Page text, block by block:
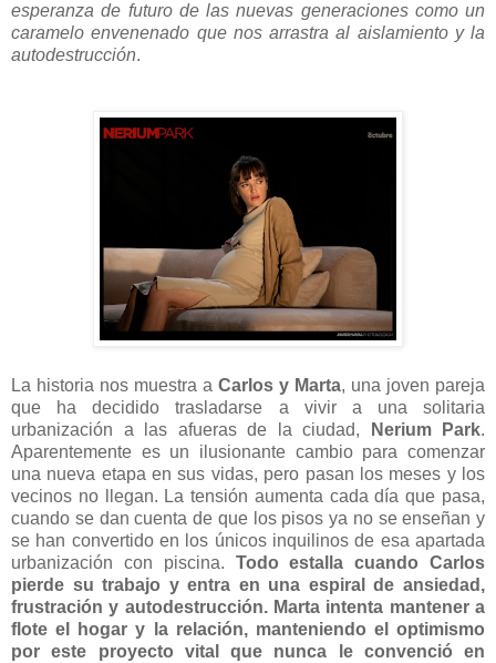
esperanza de futuro de las nuevas generaciones como un
caramelo envenenado que nos arrastra al aislamiento y la
autodestrucción.
La historia nos muestra a Carlos y Marta, una joven pareja
que ha decidido trasladarse a vivir a una solitaria
urbanización a las afueras de la ciudad,
Nerium Park.
Aparentemente es un ilusionante cambio para comenzar
una nueva etapa en sus vidas, pero pasan los meses y los
vecinos no llegan. La tensión aumenta cada día que pasa,
cuando se dan cuenta de que los pisos ya no se enseñan y
se han convertido en los únicos inquilinos de esa apartada
urbanización con piscina. Todo estalla cuando Carlos
pierde su trabajo y entra en una espiral de ansiedad,
frustración y autodestrucción. Marta intenta mantener a
flote el hogar y la relación, manteniendo el optimismo
por este proyecto vital que nunca le convenció en